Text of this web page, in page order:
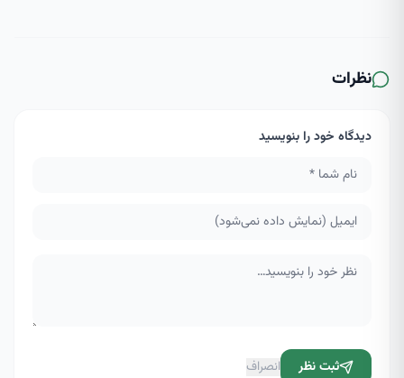
نظرات
دیدگاه خود را بنویسید
ثبت نظر انصراف